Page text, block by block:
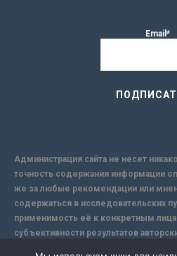
Email*
Администрация сайта не несет
точность содержания информации
же за любые рекомендации или
содержаться в исследовательских
применимость её к конкретным
субъективности результатов